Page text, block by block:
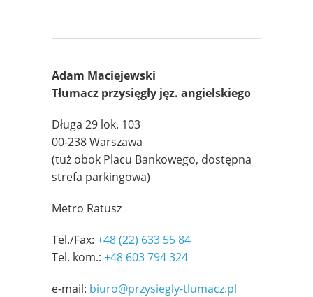
Adam Maciejewski
Tłumacz przysięgły jęz. angielskiego
Długa 29 lok. 103
00-238 Warszawa
(tuż obok Placu Bankowego, dostępna
strefa parkingowa)
Metro Ratusz
Tel./Fax: +48 (22) 633 55 84
Tel. kom.: +48 603 794 324
e-mail: biuro@przysiegly-tlumacz.pl